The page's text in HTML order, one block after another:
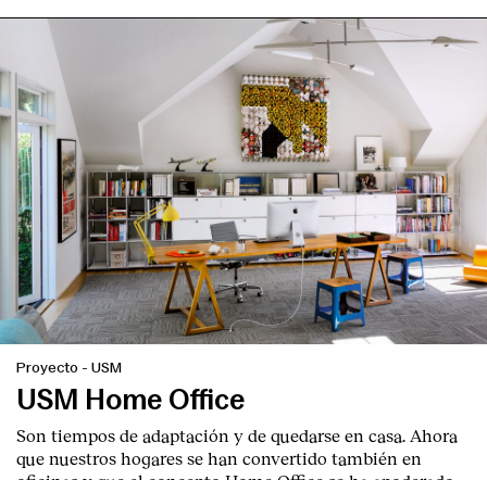
Proyecto - USM
USM Home Office
Son tiempos de adaptación y de quedarse en casa. Ahora
que nuestros hogares se han convertido también en